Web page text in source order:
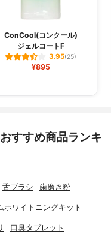
ConCool(コンクール)
ジェルコートF
3.95(25)
¥895
すすめ商品ランキ
舌ブラシ 歯磨き粉
ホワイトニングキット
口臭タブレット